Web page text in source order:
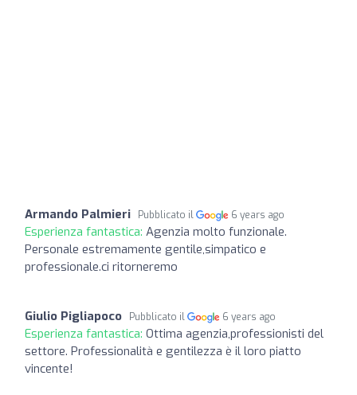
Armando Palmieri Pubblicato il 6 years ago
Esperienza fantastica: Agenzia molto funzionale.
Personale estremamente gentile,simpatico e
professionale.ci ritorneremo
Giulio Pigliapoco Pubblicato il 6 years ago
Esperienza fantastica: Ottima agenzia,professionisti del
settore. Professionalità e gentilezza è il loro piatto
vincente!